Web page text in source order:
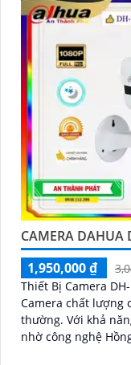
CAMERA DAHUA
1,950,000 ₫
Thiết Bị Camera
Camera chất lượng
thường. Với khả năng xem hình ảnh ban đêm sáng đẹp
nhờ công nghệ